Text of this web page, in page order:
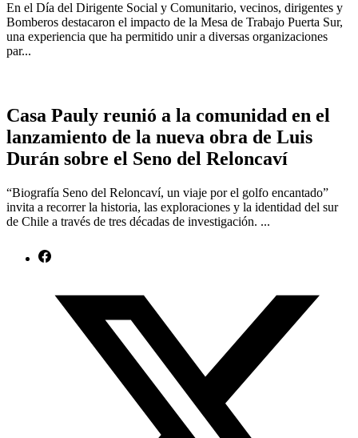
En el Día del Dirigente Social y Comunitario, vecinos, dirigentes y
Bomberos destacaron el impacto de la Mesa de Trabajo Puerta Sur,
una experiencia que ha permitido unir a diversas organizaciones
par...
Casa Pauly reunió a la comunidad en el
lanzamiento de la nueva obra de Luis
Durán sobre el Seno del Reloncaví
“Biografía Seno del Reloncaví, un viaje por el golfo encantado”
invita a recorrer la historia, las exploraciones y la identidad del sur
de Chile a través de tres décadas de investigación. ...